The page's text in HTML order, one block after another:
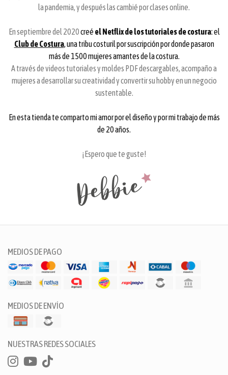
la pandemia, y después las cambié por clases online.
En septiembre del 2020creé el Netflix de los tutoriales de costura: el
Club de Costura, una tribu costuril por suscripción por donde pasaron
más de 1500 mujeres amantes de la costura.
A través de videos tutoriales y moldes PDF descargables, acompaño a
mujeres a desarrollar su creatividad y convertir su hobby en un negocio
sustentable.
En esta tienda te comparto mi amor por el diseño y por mi trabajo de más
de 20 años.
¡Espero que te guste!
MEDIOS DE PAGO
MEDIOS DE ENVÍO
NUESTRAS REDES SOCIALES